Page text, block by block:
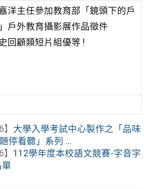
洋主任參加教育部「鏡頭下的戶
戶外教育攝影展作品徵件
回顧類短片組優等 !
大學入學考試中心製作之「品味
停看聽」系列 ...
112學年度本校語文競賽-字音字